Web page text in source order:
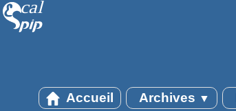
Accueil Archives ▼